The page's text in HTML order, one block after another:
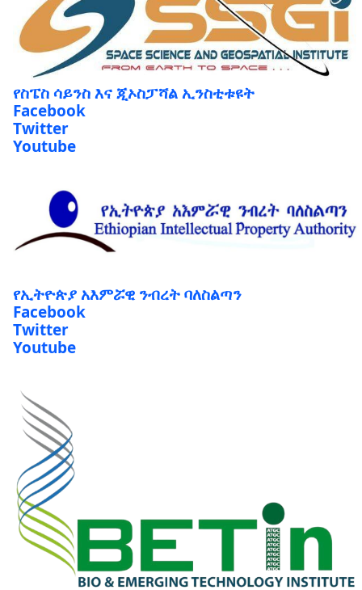
የስፔስ ሳይንስ እና ጂኦስፓሻል ኢንስቲቱዩት
Facebook
Twitter
Youtube
የኢትዮጵያ አእምሯዊ ንብረት ባለስልጣን
Facebook
Twitter
Youtube